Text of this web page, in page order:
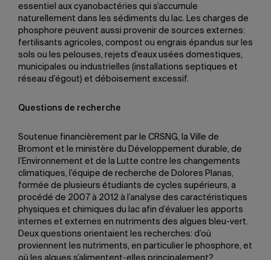
essentiel aux cyanobactéries qui s’accumule
naturellement dans les sédiments du lac. Les charges de
phosphore peuvent aussi provenir de sources externes:
fertilisants agricoles, compost ou engrais épandus sur les
sols ou les pelouses, rejets d’eaux usées domestiques,
municipales ou industrielles (installations septiques et
réseau d’égout) et déboisement excessif.
Questions de recherche
Soutenue financièrement par le CRSNG, la Ville de
Bromont et le ministère du Développement durable, de
l’Environnement et de la Lutte contre les changements
climatiques, l’équipe de recherche de Dolores Planas,
formée de plusieurs étudiants de cycles supérieurs, a
procédé de 2007 à 2012 à l’analyse des caractéristiques
physiques et chimiques du lac afin d’évaluer les apports
internes et externes en nutriments des algues bleu-vert.
Deux questions orientaient les recherches: d’où
proviennent les nutriments, en particulier le phosphore, et
où les algues s’alimentent-elles principalement?